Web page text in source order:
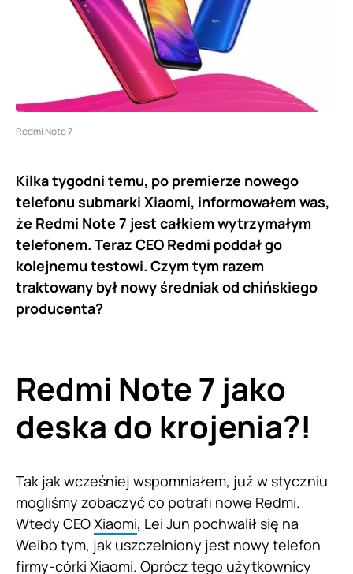
Redmi Note 7
Kilka tygodni temu, po premierze nowego
telefonu submarki Xiaomi, informowałem was,
że Redmi Note 7 jest całkiem wytrzymałym
telefonem. Teraz CEO Redmi poddał go
kolejnemu testowi. Czym tym razem
traktowany był nowy średniak od chińskiego
producenta?
Redmi Note 7 jako
deska do krojenia?!
Tak jak wcześniej wspomniałem, już w styczniu
mogliśmy zobaczyć co potrafi nowe Redmi.
Wtedy CEOXiaomi, Lei Jun pochwalił się na
Weibo tym, jak uszczelniony jest nowy telefon
firmy-córki Xiaomi. Oprócz tego użytkownicy